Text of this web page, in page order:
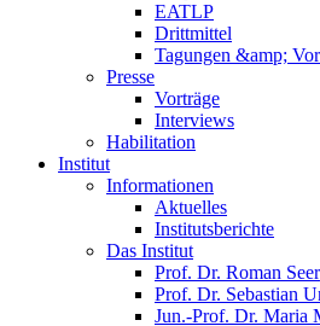
EATLP
Drittmittel
Tagungen &amp;
Presse
Vorträge
Interviews
Habilitation
Institut
Informationen
Aktuelles
Institutsberichte
Das Institut
Prof. Dr. Roman Seer
Prof. Dr. Sebastian
Jun.-Prof. Dr. Maria